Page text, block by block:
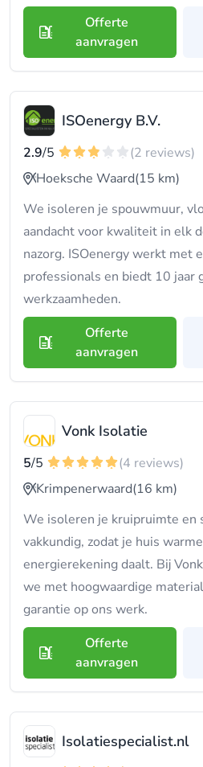
Offerte
aanvragen
ISOenergy B.V.
2.9/5
(2 reviews)
Hoeksche Waard(15 km)
We isoleren je spouwmuur,
aandacht voor kwaliteit in elk
nazorg. ISOenergy werkt met
professionals en biedt 10 jaar
werkzaamheden.
Offerte
aanvragen
Vonk Isolatie
5/5
(4 reviews)
Krimpenerwaard(16 km)
We isoleren je kruipruimte en
vakkundig, zodat je huis
energierekening daalt. Bij
we met hoogwaardige
garantie op ons werk.
Offerte
aanvragen
Isolatiespecialist.nl